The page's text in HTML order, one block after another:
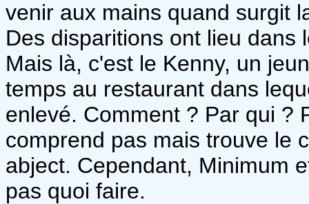
venir aux mains quand surgit
Des disparitions ont lieu dans
Mais là, c'est le Kenny, un
temps au restaurant dans
enlevé. Comment ? Par qui ?
comprend pas mais trouve le
abject. Cependant, Minimum
pas quoi faire.